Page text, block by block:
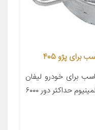
برای خودرو لیفان